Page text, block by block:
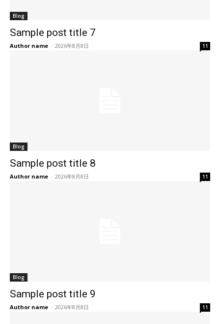
Blog
Sample post title 7
Author name - 2026年8月8日 11
Blog
Sample post title 8
Author name - 2026年8月8日 11
Blog
Sample post title 9
Author name - 2026年8月8日 11